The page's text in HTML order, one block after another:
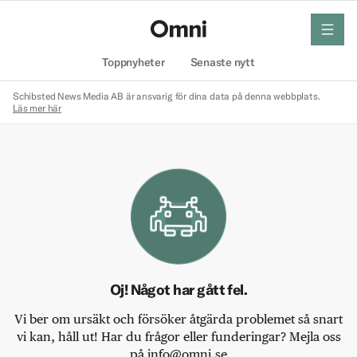
Toppnyheter Senaste nytt
meny
Schibsted News Media AB är ansvarig för dina data på denna webbplats.
Läs mer här
Oj! Något har gått fel.
Vi ber om ursäkt och försöker åtgärda problemet så snart
vi kan, håll ut! Har du frågor eller funderingar? Mejla oss